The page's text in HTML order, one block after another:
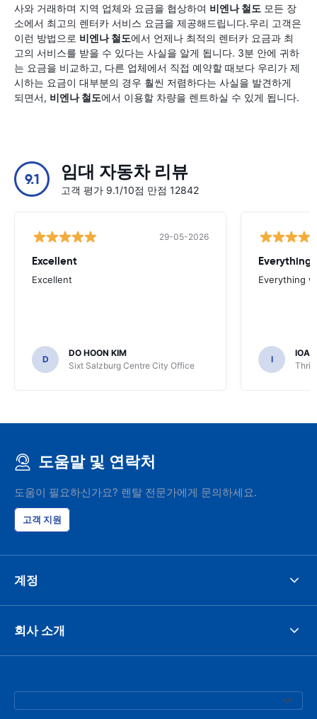
사와 거래하며 지역 업체와 요금을 협상하여 비엔나 철도 모든 장
소에서 최고의 렌터카 서비스 요금을 제공해드립니다.우리 고객은
이런 방법으로 비엔나 철도에서 언제나 최적의 렌터카 요금과 최
고의 서비스를 받을 수 있다는 사실을 알게 됩니다. 3분 안에 귀하
는 요금을 비교하고, 다른 업체에서 직접 예약할 때보다 우리가 제
시하는 요금이 대부분의 경우 훨씬 저렴하다는 사실을 발견하게
되면서, 비엔나 철도에서 이용할 차량을 렌트하실 수 있게 됩니다.
9.1 임대 자동차 리뷰
고객 평가 9.1/10점 만점 12842
29-05-2026
Excellent
Excellent
D
DO HOON KIM
Sixt Salzburg Centre City Office
Everything
Everything
I
도움말 및 연락처
도움이 필요하신가요? 렌탈 전문가에게 문의하세요.
고객 지원
계정
회사 소개